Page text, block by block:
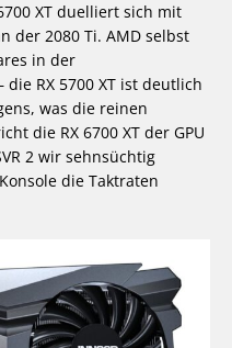
XT duelliert sich mit
der 2080 Ti. AMD selbst
in der
RX 5700 XT ist deutlich
was die reinen
die RX 6700 XT der GPU
2 wir sehnsüchtig
die Taktraten